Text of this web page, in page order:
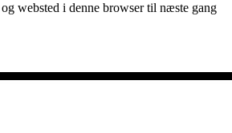
websted i denne browser til næste gang